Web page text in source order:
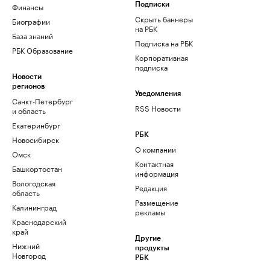
Финансы
Биографии
База знаний
РБК Образование
Новости
регионов
Санкт-Петербург
и область
Екатеринбург
Новосибирск
Омск
Башкортостан
Вологодская
область
Калининград
Краснодарский
край
Нижний
Новгород
Подписки
Скрыть баннеры
на РБК
Подписка на РБК
Корпоративная
подписка
Уведомления
RSS Новости
РБК
О компании
Контактная
информация
Редакция
Размещение
рекламы
Другие
продукты
РБК